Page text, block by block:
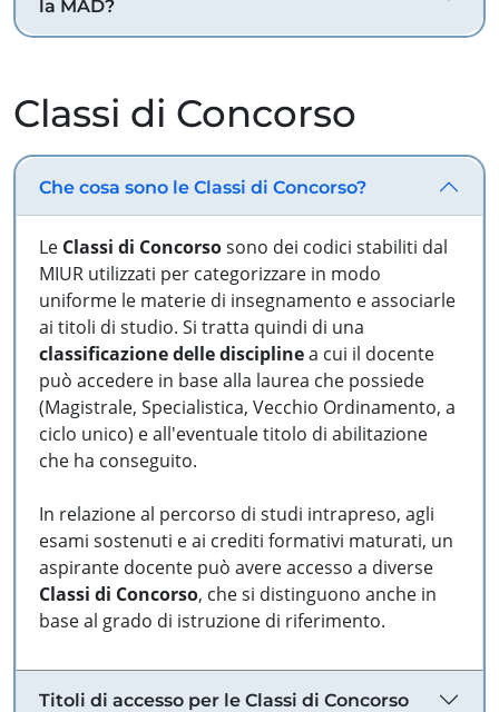
la MAD?
Classi di Concorso
Che cosa sono le Classi di Concorso?
Le Classi di Concorsosono dei codici stabiliti dal
MIUR utilizzati per categorizzare in modo
uniforme le materie di insegnamento e associarle
ai titoli di studio. Si tratta quindi di una
classificazione delle disciplinea cui il docente
può accedere in base alla laurea che possiede
(Magistrale, Specialistica, Vecchio Ordinamento, a
ciclo unico) e all'eventuale titolo di abilitazione
che ha conseguito.
In relazione al percorso di studi intrapreso, agli
esami sostenuti e ai crediti formativi maturati, un
aspirante docente può avere accesso a diverse
Classi di Concorso, che si distinguono anche in
base al grado di istruzione di riferimento.
Titoli di accesso per le Classi di Concorso